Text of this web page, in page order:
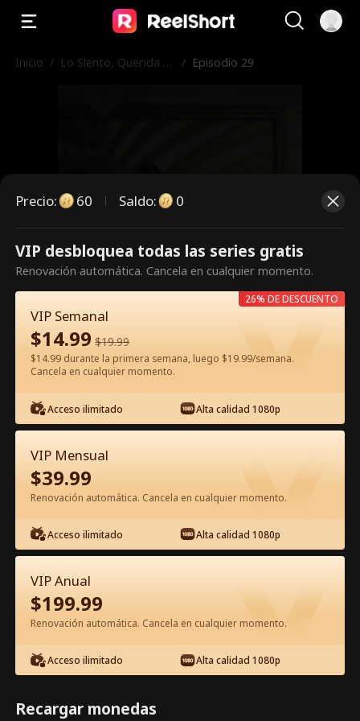
Inicio / Lo Siento, Querida Hi
/ Episodio 29
Es un episodio de pago.
Desbloquéalo para verlo.
60Desbloquear ahora
Ver gratis en la app
Episodio 29 - Lo Siento, Querida Hija
Película Completa
1-50 51-85 Todos los Episodios
29 30 31 32 33
Precio: 60 Saldo: 0
VIP desbloquea todas las series gratis
Renovación automática. Cancela en cualquier momento.
VIP Semanal
$14.99 $19.99
$14.99 durante la primera semana, luego $19.99/semana.
Cancela en cualquier momento.
Acceso ilimitado Alta calidad 1080p
26% DE DESCUENTO
VIP Mensual
$39.99
Renovación automática. Cancela en cualquier momento.
Acceso ilimitado Alta calidad 1080p
VIP Anual
$199.99
Renovación automática. Cancela en cualquier momento.
Acceso ilimitado Alta calidad 1080p
Recargar monedas